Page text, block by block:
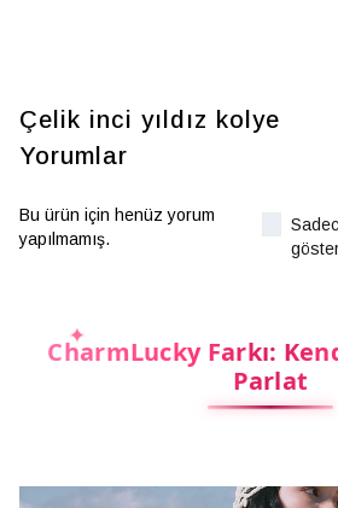
Çelik inci yıldız kolye
Yorumlar
Bu ürün için henüz yorum
yapılmamış.
CharmLucky Farkı:
Parlat